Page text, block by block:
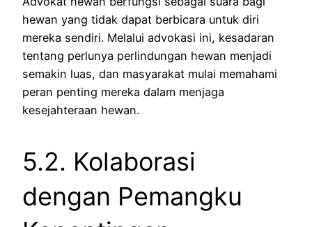
hewan yang tidak dapat berbicara untuk diri
mereka sendiri. Melalui advokasi ini, kesadaran
tentang perlunya perlindungan hewan menjadi
semakin luas, dan masyarakat mulai memahami
peran penting mereka dalam menjaga
kesejahteraan hewan.
5.2. Kolaborasi
dengan Pemangku